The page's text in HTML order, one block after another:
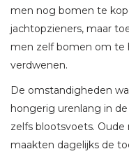
men nog bomen te
jachtopzieners, maar
men zelf bomen om te
verdwenen.
De omstandigheden
hongerig urenlang in
zelfs blootsvoets.
maakten dagelijks de